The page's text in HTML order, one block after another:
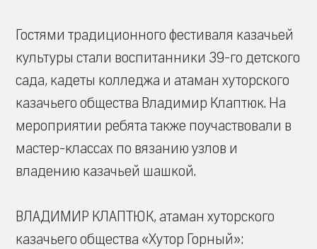
Гостями традиционного фестиваля казачьей
культуры стали воспитанники 39-го детского
сада, кадеты колледжа и атаман хуторского
казачьего общества Владимир Клаптюк. На
мероприятии ребята также поучаствовали в
мастер-классах по вязанию узлов и
владению казачьей шашкой.
ВЛАДИМИР КЛАПТЮК, атаман хуторского
казачьего общества «Хутор Горный»: